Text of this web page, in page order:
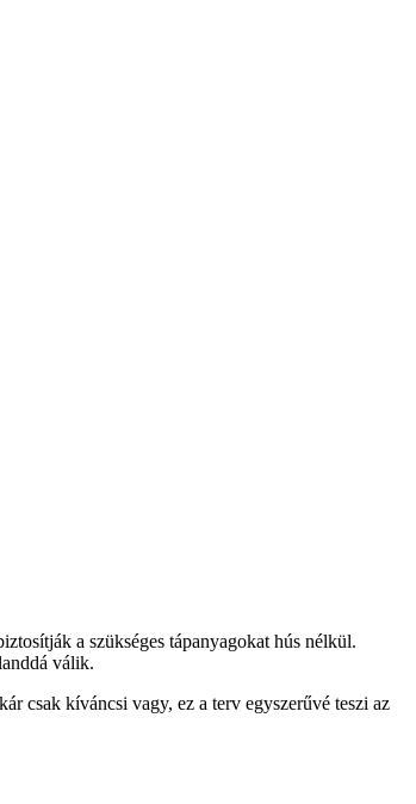
a szükséges tápanyagokat hús nélkül.
válik.
csak kíváncsi vagy, ez a terv egyszerűvé teszi az